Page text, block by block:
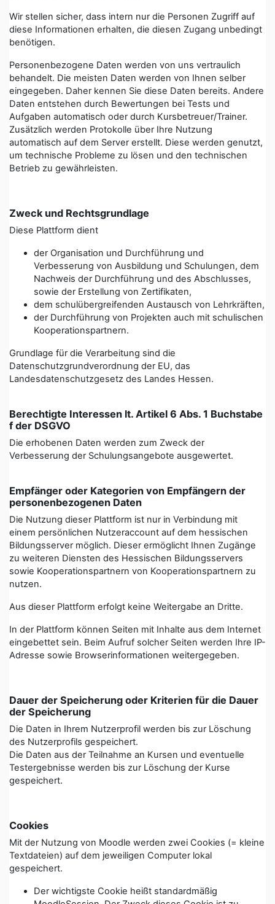
Wir stellen sicher, dass intern nur die Personen Zugriff auf
diese Informationen erhalten, die diesen Zugang unbedingt
benötigen.
Personenbezogene Daten werden von uns vertraulich
behandelt. Die meisten Daten werden von Ihnen selber
eingegeben. Daher kennen Sie diese Daten bereits. Andere
Daten entstehen durch Bewertungen bei Tests und
Aufgaben automatisch oder durch Kursbetreuer/Trainer.
Zusätzlich werden Protokolle über Ihre Nutzung
automatisch auf dem Server erstellt. Diese werden genutzt,
um technische Probleme zu lösen und den technischen
Betrieb zu gewährleisten.
Zweck und Rechtsgrundlage
Diese Plattform dient
der Organisation und Durchführung und
Verbesserung von Ausbildung und Schulungen, dem
Nachweis der Durchführung und des Abschlusses,
sowie der Erstellung von Zertifikaten,
dem schulübergreifenden Austausch von Lehrkräften,
der Durchführung von Projekten auch mit schulischen
Kooperationspartnern.
Grundlage für die Verarbeitung sind die
Datenschutzgrundverordnung der EU, das
Landesdatenschutzgesetz des Landes Hessen.
Berechtigte Interessen lt. Artikel 6 Abs. 1 Buchstabe
f der DSGVO
Die erhobenen Daten werden zum Zweck der
Verbesserung der Schulungsangebote ausgewertet.
Empfänger oder Kategorien von Empfängern der
personenbezogenen Daten
Die Nutzung dieser Plattform ist nur in Verbindung mit
einem persönlichen Nutzeraccount auf dem hessischen
Bildungsserver möglich. Dieser ermöglicht Ihnen Zugänge
zu weiteren Diensten des Hessischen Bildungsservers
sowie Kooperationspartnern von Kooperationspartnern zu
nutzen.
Aus dieser Plattform erfolgt keine Weitergabe an Dritte.
In der Plattform können Seiten mit Inhalte aus dem Internet
eingebettet sein. Beim Aufruf solcher Seiten werden Ihre IP-
Adresse sowie Browserinformationen weitergegeben.
Dauer der Speicherung oder Kriterien für die Dauer
der Speicherung
Die Daten in Ihrem Nutzerprofil werden bis zur Löschung
des Nutzerprofils gespeichert.
Die Daten aus der Teilnahme an Kursen und eventuelle
Testergebnisse werden bis zur Löschung der Kurse
gespeichert.
Cookies
Mit der Nutzung von Moodle werden zwei Cookies (= kleine
Textdateien) auf dem jeweiligen Computer lokal
gespeichert.
Der wichtigste Cookie heißt standardmäßig